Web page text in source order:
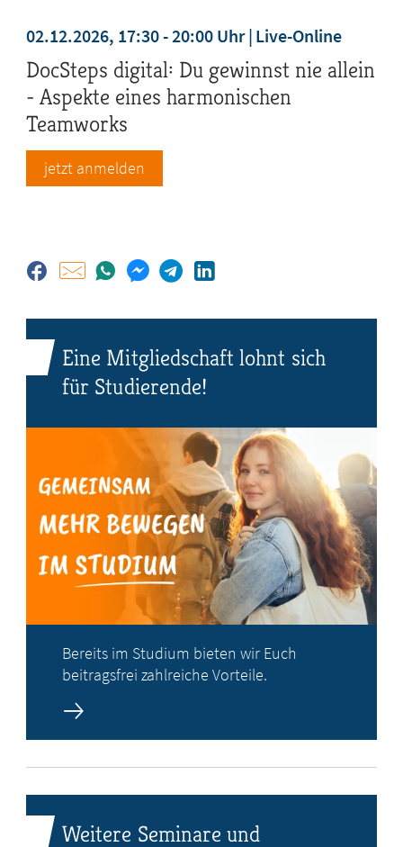
02.12.2026, 17:30 - 20:00 Uhr Live-Online
DocSteps digital: Du gewinnst nie allein
- Aspekte eines harmonischen
Teamworks
jetzt anmelden
Eine Mitgliedschaft lohnt sich
für Studierende!
Bereits im Studium bieten wir Euch
beitragsfrei zahlreiche Vorteile.
Weitere Seminare und